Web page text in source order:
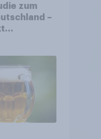
zum
–
Prozent